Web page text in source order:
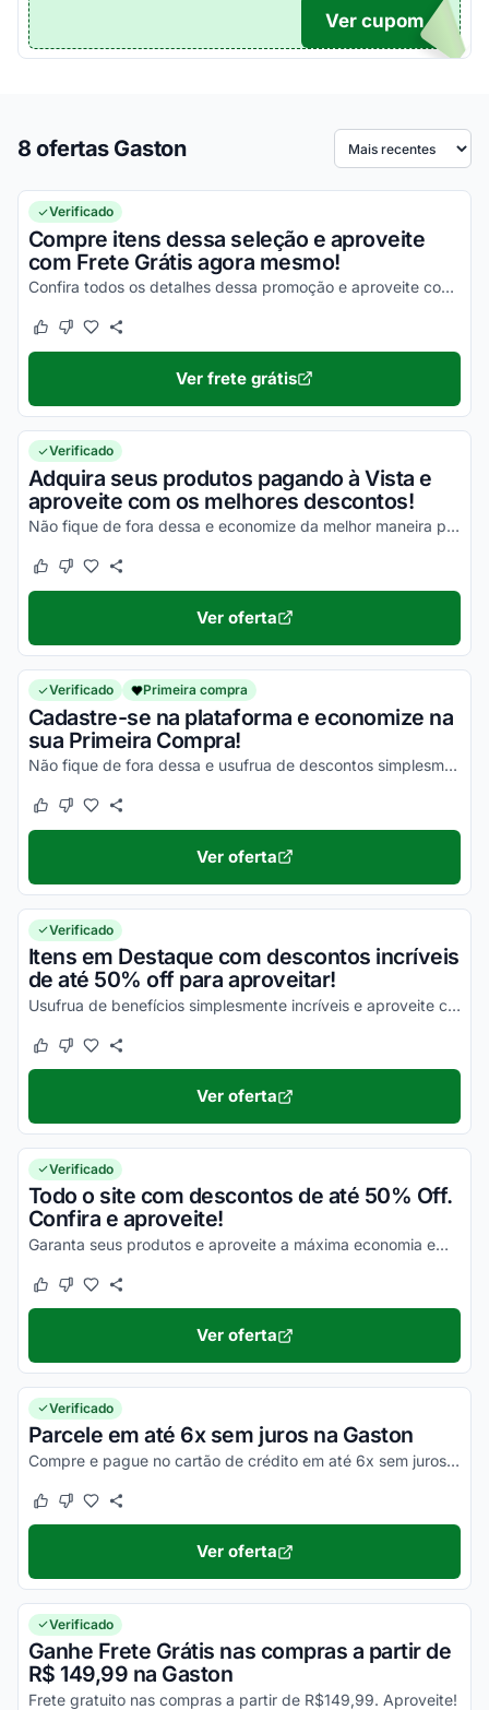
10
Ver cupom
8 ofertas Gaston Ordenar por
Verificado
Compre itens dessa seleção e aproveite
com Frete Grátis agora mesmo!
Confira todos os detalhes dessa promoção e aproveite com as melhores vantagens!
Este cupom funcionou
Este cupom não funcionou
Ver frete grátis
Verificado
Adquira seus produtos pagando à Vista e
aproveite com os melhores descontos!
Não fique de fora dessa e economize da melhor maneira possível!
Este cupom funcionou
Este cupom não funcionou
Ver oferta
Verificado Primeira compra
Cadastre-se na plataforma e economize na
sua Primeira Compra!
Não fique de fora dessa e usufrua de descontos simplesmente incríveis!
Este cupom funcionou
Este cupom não funcionou
Ver oferta
Verificado
Itens em Destaque com descontos incríveis
de até 50% off para aproveitar!
Usufrua de benefícios simplesmente incríveis e aproveite com vantagens únicas em todas as suas compras!
Este cupom funcionou
Este cupom não funcionou
Ver oferta
Verificado
Todo o site com descontos de até 50% Off.
Confira e aproveite!
Garanta seus produtos e aproveite a máxima economia em todo o site agora mesmo!
Este cupom funcionou
Este cupom não funcionou
Ver oferta
Verificado
Parcele em até 6x sem juros na Gaston
Compre e pague no cartão de crédito em até 6x sem juros. Aproveite!
Este cupom funcionou
Este cupom não funcionou
Ver oferta
Verificado
Ganhe Frete Grátis nas compras a partir de
R$ 149,99 na Gaston
Frete gratuito nas compras a partir de R$149,99. Aproveite!